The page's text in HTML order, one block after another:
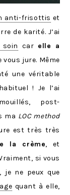
anti-frisottis et
de karité. J’ai
soin car elle a
vous jure. Même
une véritable
! Je l’ai
post-
ma LOC method
est très très
la crème, et
si vous
je ne peux que
quant à elle,